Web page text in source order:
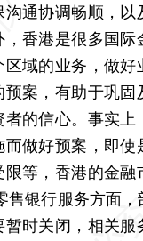
沟通协调畅顺，以
，香港是很多国际
域的业务，做好
预案，有助于巩固
的信心。事实上
而做好预案，即使
限等，香港的金融
售银行服务方面，
时关闭，相关服